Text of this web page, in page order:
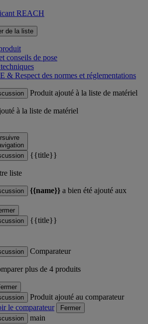
REACH
de la liste
conseils de pose
& Respect des normes et réglementations
Produit ajouté à la liste de matériel
à la liste de matériel
{{title}}
liste
{{name}} a bien été ajouté aux
{{title}}
Comparateur
plus de 4 produits
Produit ajouté au comparateur
le comparateur
Fermer
main